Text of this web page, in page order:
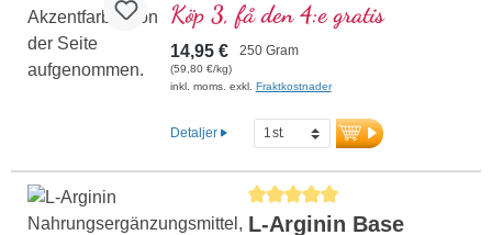
särskilt hög biotillgänglighet och framställs
genom fermentering. Pulvret är fritt från
alla tillsatser och lämpar sig idealiskt för
daglig supplementering. Tillverkat i
Tyskland erbjuds det med en aluminiumfri
mer information om L-Arginin-pulver
Köp 3, få den 4:e gratis
14,95 € 250 Gram
(59,80 €/kg)
inkl. moms. exkl. Fraktkostnader
Detaljer
Genomsnittligt betyg på 5 av 5
L-Arginin Base